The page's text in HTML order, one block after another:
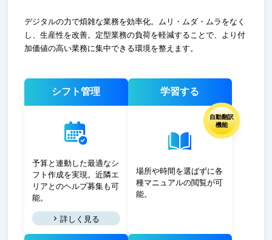
デジタルの力で煩雑な業務を効率化。ムリ・ムダ・ムラをなく
し、生産性を改善。定型業務の負荷を軽減することで、より付
加価値の高い業務に集中できる環境を整えます。
シフト管理
予算と連動した最適なシ
フト作成を実現。近隣エ
リアとのヘルプ募集も可
能。
詳しく見る
学習する
自動翻訳
機能
場所や時間を選ばずに各
種マニュアルの閲覧が可
能。